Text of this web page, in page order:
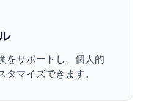
をサポートし、個人的
マイズできます。